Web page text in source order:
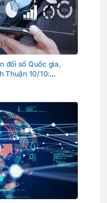
đổi số Quốc gia,
Thuận 10/10:
tốt đẹp hơn!